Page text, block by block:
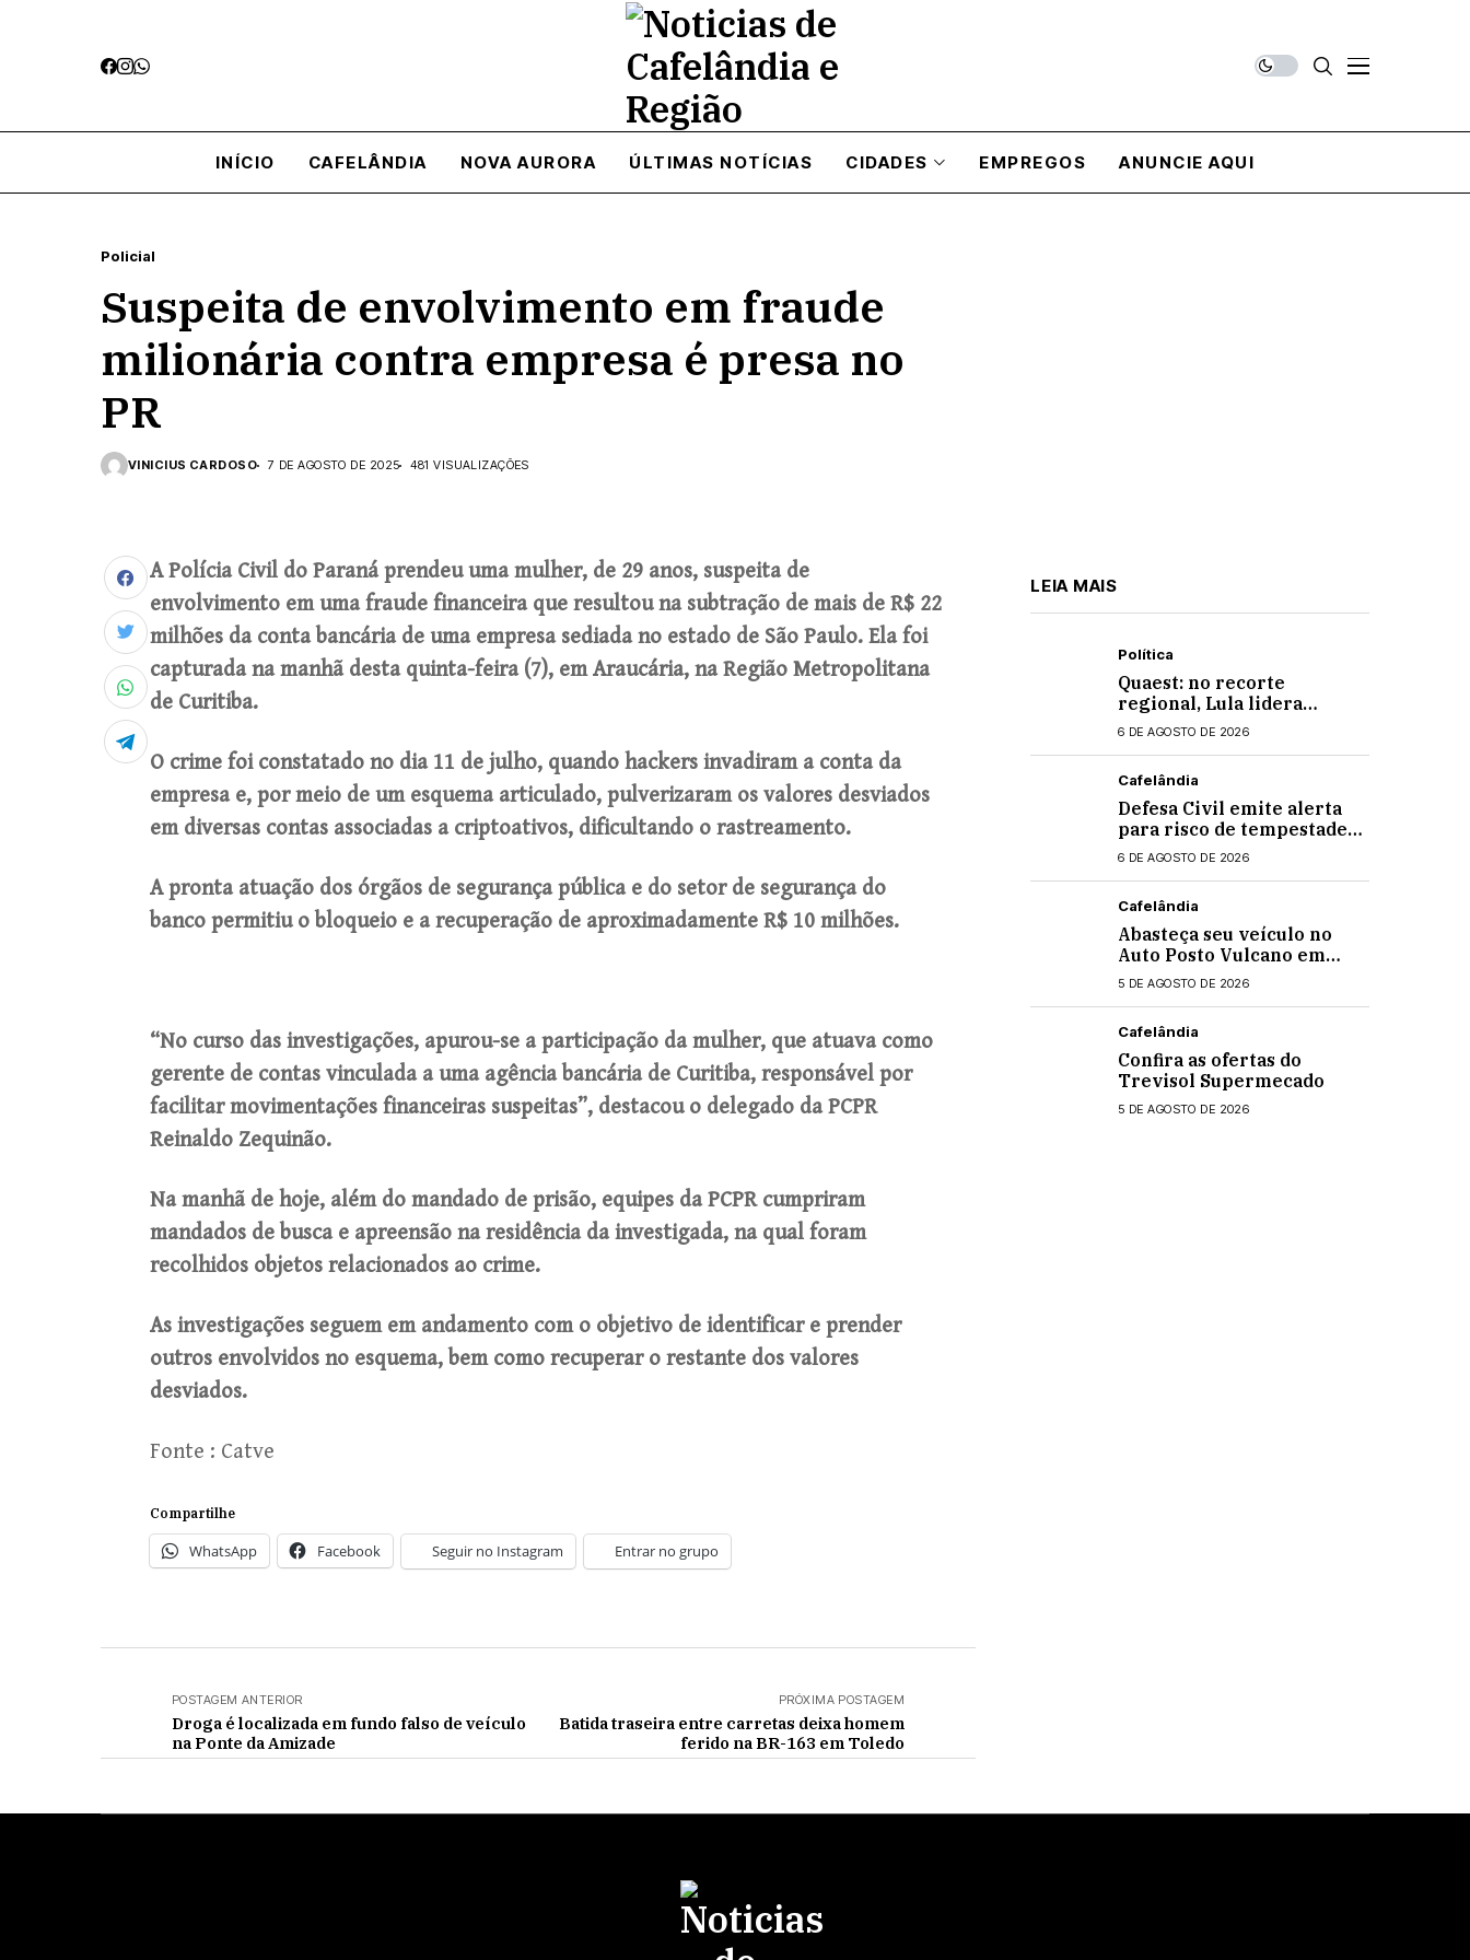
INÍCIO CAFELÂNDIA NOVA AURORA ÚLTIMAS NOTÍCIAS CIDADES EMPREGOS ANUNCIE AQUI
Policial
Suspeita de envolvimento em fraude
milionária contra empresa é presa no
PR
VINICIUS CARDOSO 7 DE AGOSTO DE 2025 481 VISUALIZAÇÕES
A Polícia Civil do Paraná prendeu uma mulher, de 29 anos, suspeita de
envolvimento em uma fraude financeira que resultou na subtração de mais de R$ 22
milhões da conta bancária de uma empresa sediada no estado de São Paulo. Ela foi
capturada na manhã desta quinta-feira (7), em Araucária, na Região Metropolitana
de Curitiba.
O crime foi constatado no dia 11 de julho, quando hackers invadiram a conta da
empresa e, por meio de um esquema articulado, pulverizaram os valores desviados
em diversas contas associadas a criptoativos, dificultando o rastreamento.
A pronta atuação dos órgãos de segurança pública e do setor de segurança do
banco permitiu o bloqueio e a recuperação de aproximadamente R$ 10 milhões.
“No curso das investigações, apurou-se a participação da mulher, que atuava como
gerente de contas vinculada a uma agência bancária de Curitiba, responsável por
facilitar movimentações financeiras suspeitas”, destacou o delegado da PCPR
Reinaldo Zequinão.
Na manhã de hoje, além do mandado de prisão, equipes da PCPR cumpriram
mandados de busca e apreensão na residência da investigada, na qual foram
recolhidos objetos relacionados ao crime.
As investigações seguem em andamento com o objetivo de identificar e prender
outros envolvidos no esquema, bem como recuperar o restante dos valores
desviados.
Fonte : Catve
Compartilhe
WhatsApp Facebook Seguir no Instagram Entrar no grupo
POSTAGEM ANTERIOR
Droga é localizada em fundo falso de veículo
na Ponte da Amizade
PRÓXIMA POSTAGEM
Batida traseira entre carretas deixa homem
ferido na BR-163 em Toledo
LEIA MAIS
Política
Quaest: no recorte
regional, Lula lidera
apenas entre eleitores do
Bolsonaro
6 DE AGOSTO DE 2026
Cafelândia
Defesa Civil emite alerta
para risco de tempestades
intensas no Paraná
6 DE AGOSTO DE 2026
Cafelândia
Abasteça seu veículo no
Auto Posto Vulcano em
Cafelândia
5 DE AGOSTO DE 2026
Cafelândia
Confira as ofertas do
Trevisol Supermecado
5 DE AGOSTO DE 2026